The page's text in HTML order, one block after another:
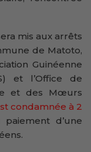
mis aux arrêts
de Matoto,
Guinéenne
et l’Office de
et des Mœurs
condamnée à 2
d’une